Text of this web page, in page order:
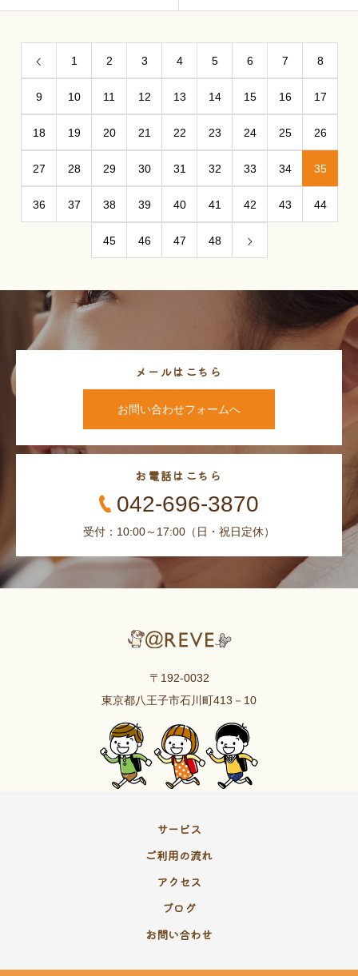
1 2 3 4 5 6 7 8
9 10 11 12 13 14 15 16 17
18 19 20 21 22 23 24 25 26
27 28 29 30 31 32 33 34 35
36 37 38 39 40 41 42 43 44
45 46 47 48
メールはこちら
お問い合わせフォームへ
お電話はこちら
042-696-3870
受付：10:00～17:00（日・祝日定休）
〒192-0032
東京都八王子市石川町413－10
サービス
ご利用の流れ
アクセス
ブログ
お問い合わせ